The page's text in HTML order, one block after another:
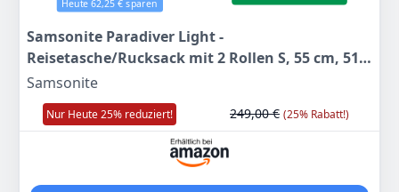
Heute 62,25 € sparen
Samsonite Paradiver Light -
Reisetasche/Rucksack mit 2 Rollen S, 55 cm, 51
L, Gelb
Samsonite
Nur Heute 25% reduziert! 249,00 € (25% Rabatt!)